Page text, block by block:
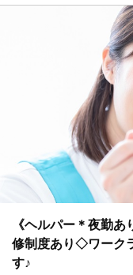
《ヘルパー＊夜勤
修制度あり◇ワーク
す♪